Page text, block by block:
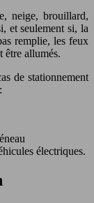
neige, brouillard,
et seulement si, la
remplie, les feux
être allumés.
de stationnement
électriques.